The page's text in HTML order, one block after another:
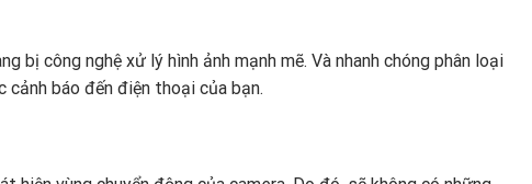
bị công nghệ xử lý hình ảnh mạnh mẽ. Và nhanh chóng phân loại
báo đến điện thoại của bạn.